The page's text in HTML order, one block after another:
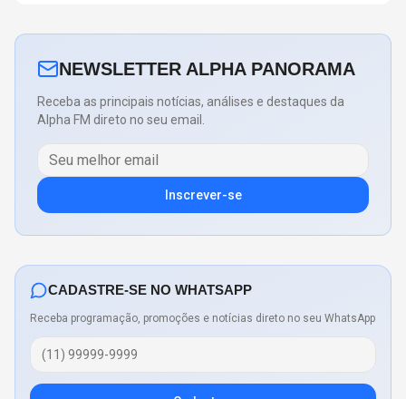
NEWSLETTER ALPHA PANORAMA
Receba as principais notícias, análises e destaques da
Alpha FM direto no seu email.
Inscrever-se
CADASTRE-SE NO WHATSAPP
Receba programação, promoções e notícias direto no seu WhatsApp